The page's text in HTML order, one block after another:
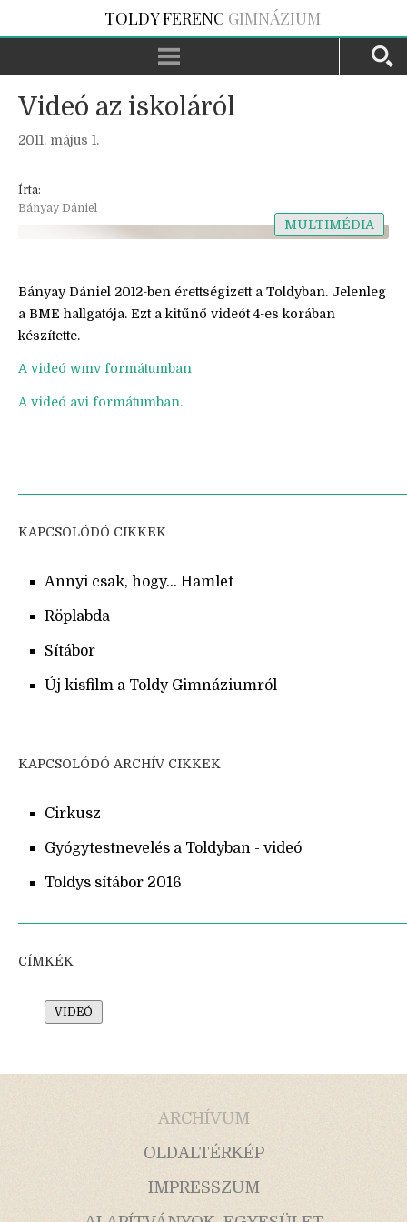
TOLDY FERENC GIMNÁZIUM
Videó az iskoláról
2011. május 1.
Írta:
Bányay Dániel
MULTIMÉDIA
Bányay Dániel 2012-ben érettségizett a Toldyban. Jelenleg
a BME hallgatója. Ezt a kitűnő videót 4-es korában
készítette.
A videó wmv formátumban
A videó avi formátumban.
KAPCSOLÓDÓ CIKKEK
Annyi csak, hogy... Hamlet
Röplabda
Sítábor
Új kisfilm a Toldy Gimnáziumról
KAPCSOLÓDÓ ARCHÍV CIKKEK
Cirkusz
Gyógytestnevelés a Toldyban - videó
Toldys sítábor 2016
CÍMKÉK
VIDEÓ
ARCHÍVUM
OLDALTÉRKÉP
IMPRESSZUM